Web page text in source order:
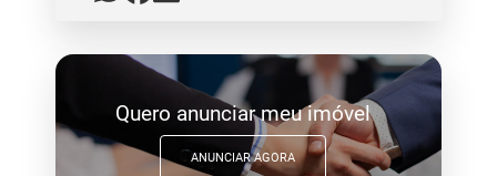
Quero anunciar meu imóvel
ANUNCIAR AGORA